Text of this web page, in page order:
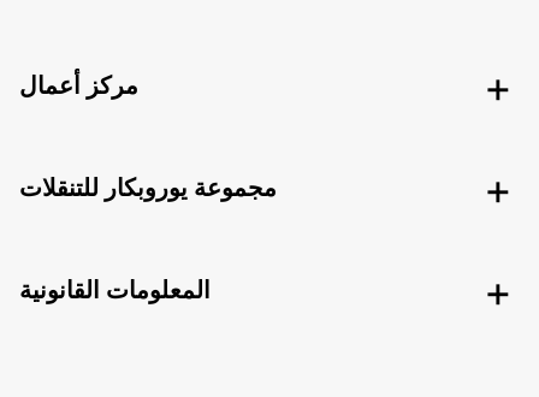
مركز أعمال
مجموعة يوروبكار للتنقلات
المعلومات القانونية